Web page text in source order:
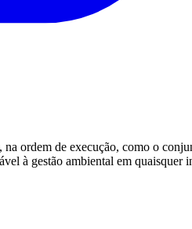
ordem de execução, como o
à gestão ambiental em quaisquer